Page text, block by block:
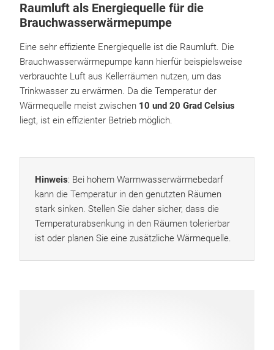
Raumluft als Energiequelle für die
Brauchwasserwärmepumpe
Eine sehr effiziente Energiequelle ist die Raumluft. Die
Brauchwasserwärmepumpe kann hierfür beispielsweise
verbrauchte Luft aus Kellerräumen nutzen, um das
Trinkwasser zu erwärmen. Da die Temperatur der
Wärmequelle meist zwischen 10 und 20 Grad Celsius
liegt, ist ein effizienter Betrieb möglich.
Hinweis: Bei hohem Warmwasserwärmebedarf
kann die Temperatur in den genutzten Räumen
stark sinken. Stellen Sie daher sicher, dass die
Temperaturabsenkung in den Räumen tolerierbar
ist oder planen Sie eine zusätzliche Wärmequelle.